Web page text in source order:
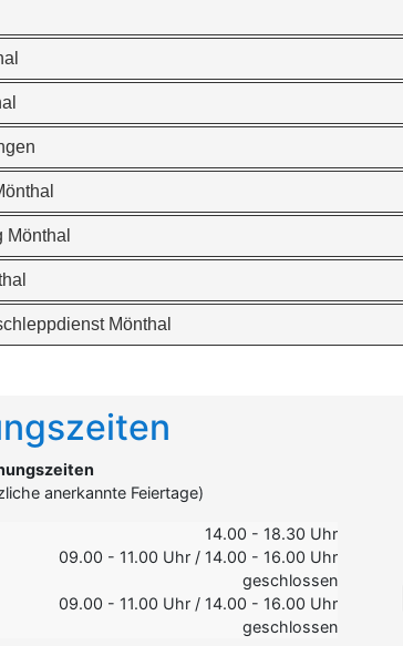
Mönthal
Mönthal
anerkannte Feiertage)
14.00 - 18.30 Uhr
09.00 - 11.00 Uhr / 14.00 - 16.00 Uhr
geschlossen
09.00 - 11.00 Uhr / 14.00 - 16.00 Uhr
geschlossen